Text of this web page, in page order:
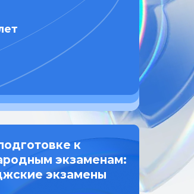
к
экзаменам:
экзамены